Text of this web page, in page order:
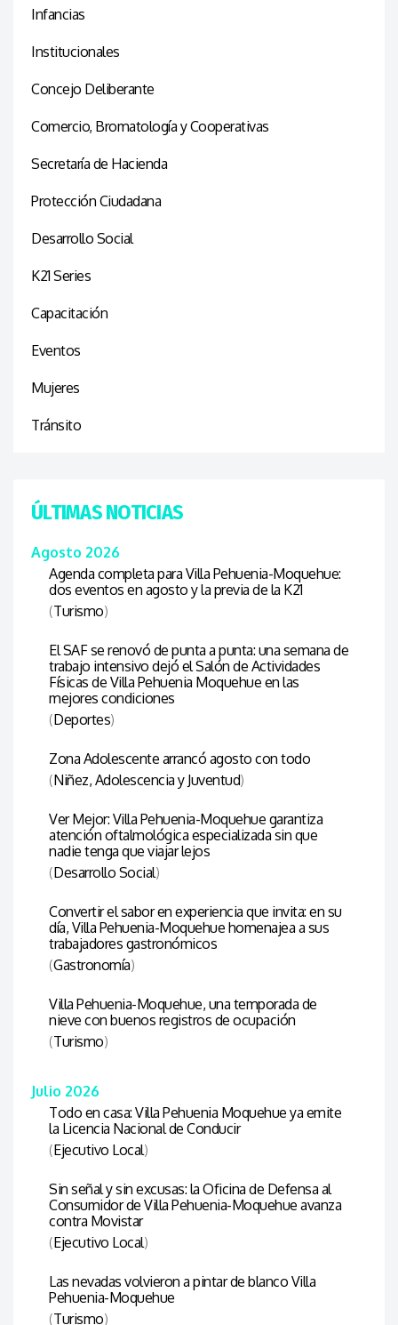
Infancias
Institucionales
Concejo Deliberante
Comercio, Bromatología y Cooperativas
Secretaría de Hacienda
Protección Ciudadana
Desarrollo Social
K21 Series
Capacitación
Eventos
Mujeres
Tránsito
ÚLTIMAS NOTICIAS
Agosto 2026
Agenda completa para Villa Pehuenia-Moquehue:
dos eventos en agosto y la previa de la K21
(Turismo)
El SAF se renovó de punta a punta: una semana de
trabajo intensivo dejó el Salón de Actividades
Físicas de Villa Pehuenia Moquehue en las
mejores condiciones
(Deportes)
Zona Adolescente arrancó agosto con todo
(Niñez, Adolescencia y Juventud)
Ver Mejor: Villa Pehuenia-Moquehue garantiza
atención oftalmológica especializada sin que
nadie tenga que viajar lejos
(Desarrollo Social)
Convertir el sabor en experiencia que invita: en su
día, Villa Pehuenia-Moquehue homenajea a sus
trabajadores gastronómicos
(Gastronomía)
Villa Pehuenia-Moquehue, una temporada de
nieve con buenos registros de ocupación
(Turismo)
Julio 2026
Todo en casa: Villa Pehuenia Moquehue ya emite
la Licencia Nacional de Conducir
(Ejecutivo Local)
Sin señal y sin excusas: la Oficina de Defensa al
Consumidor de Villa Pehuenia-Moquehue avanza
contra Movistar
(Ejecutivo Local)
Las nevadas volvieron a pintar de blanco Villa
Pehuenia-Moquehue
(Turismo)